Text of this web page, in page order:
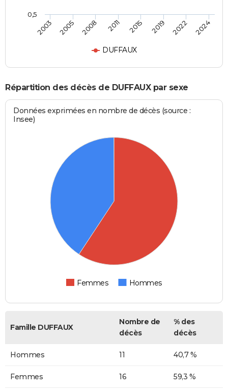
DUFFAUX
2003 2005 2008 2011 2015 2019 2022 2024
0,5
Répartition des décès de DUFFAUX par sexe
Données exprimées en nombre de décès (source :
Insee)
Femmes Hommes
Famille DUFFAUX
Nombre de
décès
% des
décès
Hommes 11 40,7 %
Femmes 16 59,3 %